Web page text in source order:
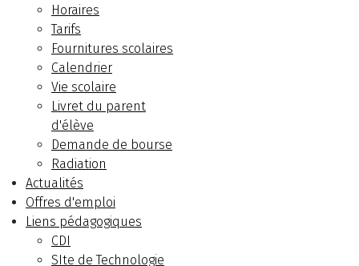
Horaires
Tarifs
Fournitures scolaires
Calendrier
Vie scolaire
Livret du parent
d'élève
Demande de bourse
Radiation
Actualités
Offres d'emploi
Liens pédagogiques
CDI
SIte de Technologie